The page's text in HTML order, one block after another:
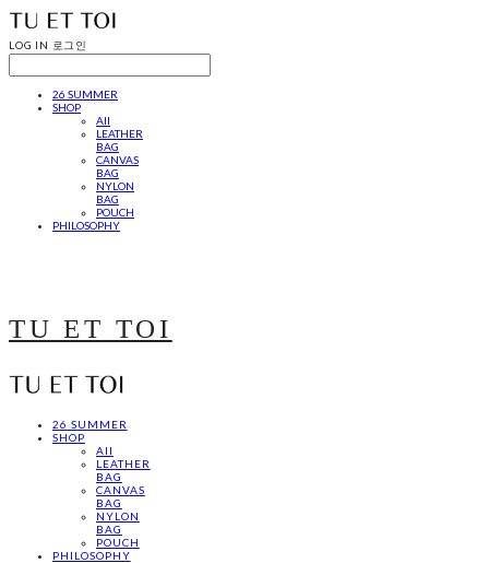
LOG IN 로그인
26 SUMMER
SHOP
All
LEATHER
BAG
CANVAS
BAG
NYLON
BAG
POUCH
PHILOSOPHY
TU ET TOI
26 SUMMER
SHOP
All
LEATHER
BAG
CANVAS
BAG
NYLON
BAG
POUCH
PHILOSOPHY